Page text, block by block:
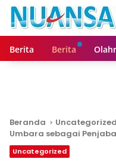
Berita Berita
Beranda Uncategorized
Umbara sebagai
Uncategorized